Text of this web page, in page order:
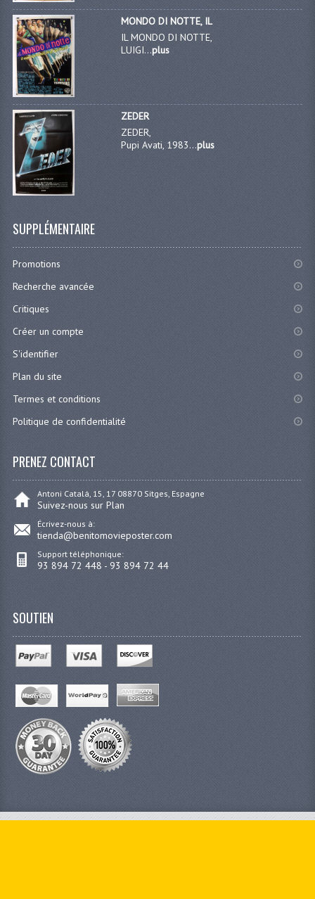
MONDO DI NOTTE, IL
IL MONDO DI NOTTE,
LUIGI...plus
ZEDER
ZEDER,
Pupi Avati, 1983...plus
SUPPLÉMENTAIRE
Promotions
Recherche avancée
Critiques
Créer un compte
S'identifier
Plan du site
Termes et conditions
Politique de confidentialité
PRENEZ CONTACT
Antoni Catalá, 15, 17 08870 Sitges, Espagne
Suivez-nous sur Plan
Écrivez-nous à:
tienda@benitomovieposter.com
Support téléphonique:
93 894 72 448 - 93 894 72 44
SOUTIEN